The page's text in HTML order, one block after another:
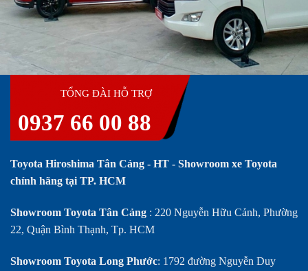
TỔNG ĐÀI HỖ TRỢ
0937 66 00 88
Toyota Hiroshima Tân Cảng - HT - Showroom xe Toyota
chính hãng tại TP. HCM
Showroom Toyota Tân Cảng : 220 Nguyễn Hữu Cảnh, Phường
22, Quận Bình Thạnh, Tp. HCM
Showroom Toyota Long Phước: 1792 đường Nguyễn Duy